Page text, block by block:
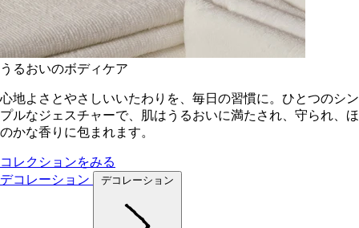
うるおいのボディケア
心地よさとやさしいいたわりを、毎日の習慣に。ひとつのシン
プルなジェスチャーで、肌はうるおいに満たされ、守られ、ほ
のかな香りに包まれます。
コレクションをみる
デコレーション
デコレーション